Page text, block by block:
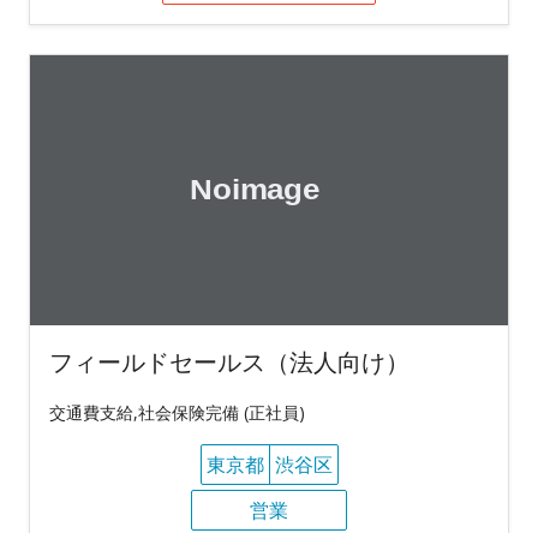
フィールドセールス（法人向け）
交通費支給,社会保険完備 (正社員)
東京都 渋谷区
営業